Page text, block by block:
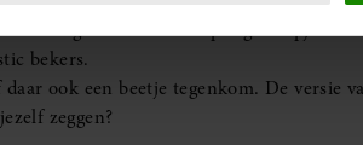
te personaliseren, om functies
informatie over uw gebruik van onze
kunnen deze gegevens combineren
van uw gebruik van hun services. U
Wegrestaurants. Slaperige dorpjes met
bekers.
ook een beetje tegenkom. De versie
zeggen?